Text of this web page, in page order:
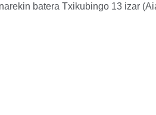
batera Txikubingo 13 izar